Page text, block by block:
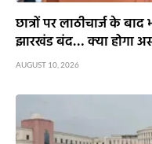
छात्रों पर लाठीचार्ज के
झारखंड बंद… क्या होगा
AUGUST 10, 2026